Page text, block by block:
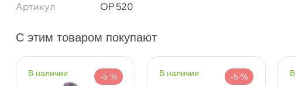
Артикул
OP 520
С этим товаром покупают
наличии -5 % наличии -5 %